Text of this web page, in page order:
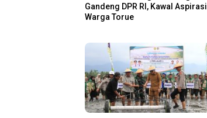
Gandeng DPR RI, Kawal Aspirasi
Warga Torue